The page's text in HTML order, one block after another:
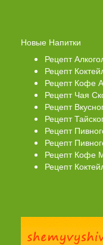
Новые Напитки
Рецепт
Рецепт
Рецепт Кофе
Рецепт Чая
Рецепт
Рецепт
Рецепт
Рецепт
Рецепт Кофе
Рецепт